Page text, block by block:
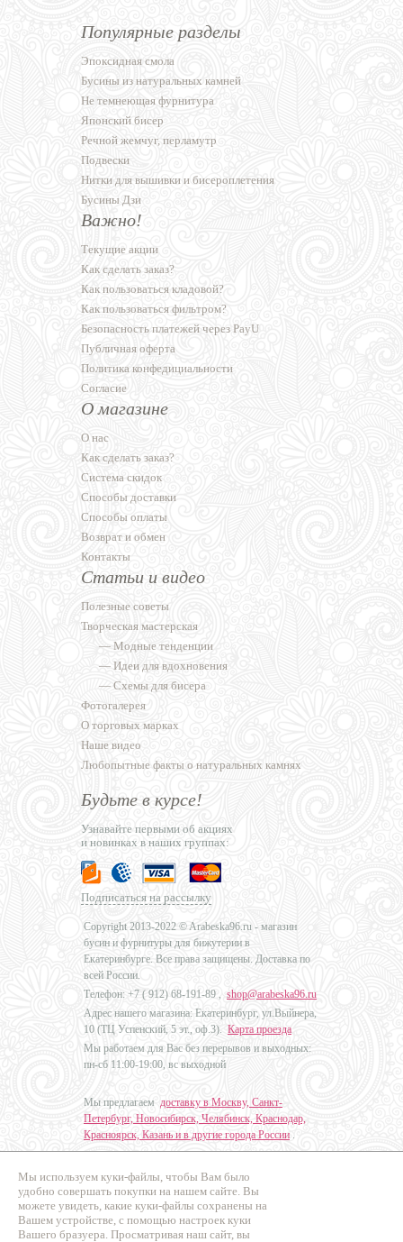
Мы используем куки-файлы, чтобы Вам было
удобно совершать покупки на нашем сайте. Вы
можете увидеть, какие куки-файлы сохранены на
Вашем устройстве, с помощью настроек куки
Вашего бразуера. Просматривая наш сайт, вы
Популярные разделы
Эпоксидная смола
Бусины из натуральных камней
Не темнеющая фурнитура
Японский бисер
Речной жемчуг, перламутр
Подвески
Нитки для вышивки и бисероплетения
Бусины Дзи
Важно!
Текущие акции
Как сделать заказ?
Как пользоваться кладовой?
Как пользоваться фильтром?
Безопасность платежей через PayU
Публичная оферта
Политика конфедициальности
Согласие
О магазине
О нас
Как сделать заказ?
Система скидок
Способы доставки
Способы оплаты
Возврат и обмен
Контакты
Статьи и видео
Полезные советы
Творческая мастерская
— Модные тенденции
— Идеи для вдохновения
— Схемы для бисера
Фотогалерея
О торговых марках
Наше видео
Любопытные факты о натуральных камнях
Будьте в курсе!
Узнавайте первыми об акциях
и новинках в наших группах:
Подписаться на рассылку
Copyright 2013-2022 © Arabeska96.ru - магазин
бусин и фурнитуры для бижутерии в
Екатеринбурге. Все права защищены. Доставка по
всей России.
Телефон: +7 ( 912) 68-191-89 , shop@arabeska96.ru
Адрес нашего магазина: Екатеринбург, ул.Выйнера,
10 (ТЦ Успенский, 5 эт., оф.3). Карта проезда
Мы работаем для Вас без перерывов и выходных:
пн-сб 11:00-19:00, вс выходной
Мы предлагаем доставку в Москву, Санкт-
Петербург, Новосибирск, Челябинск, Краснодар,
Красноярск, Казань и в другие города России .
Дизайн - Наталья Мальцева
Продвижение сайтов
Промо Эксперт